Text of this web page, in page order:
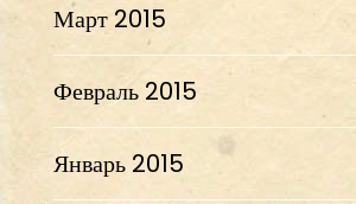
Март 2015
Февраль 2015
Январь 2015